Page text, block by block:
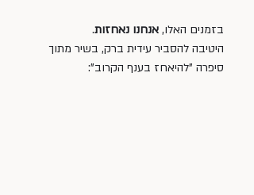
בזמנים האלו, אנחנו נאחזות.
היטיבה להסביר עידית ברק, בשיר מתוך
סיפרה "להיאחז בענף הקרוב":